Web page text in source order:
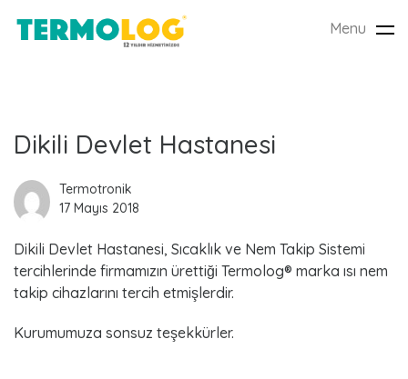
Menu
L
a
t
e
s
t
Dikili Devlet Hastanesi
Termotronik
17 Mayıs 2018
Dikili Devlet Hastanesi, Sıcaklık ve Nem Takip Sistemi
tercihlerinde firmamızın ürettiği Termolog® marka ısı nem
takip cihazlarını tercih etmişlerdir.
Kurumumuza sonsuz teşekkürler.